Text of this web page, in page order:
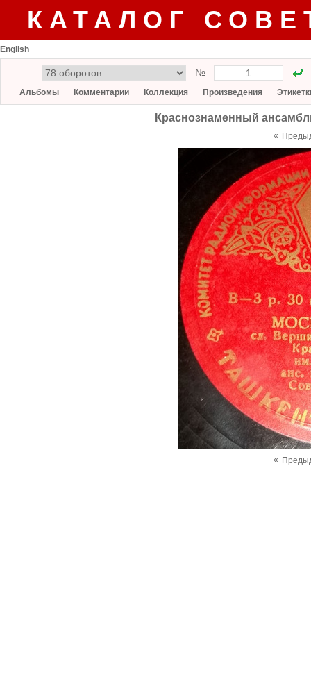
КАТАЛОГ
English
№
Альбомы Комментарии Коллекция Произведения
Краснознаменный
«
«